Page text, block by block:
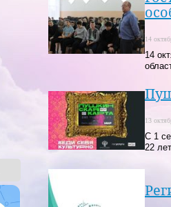
14
14
13
С 1
22